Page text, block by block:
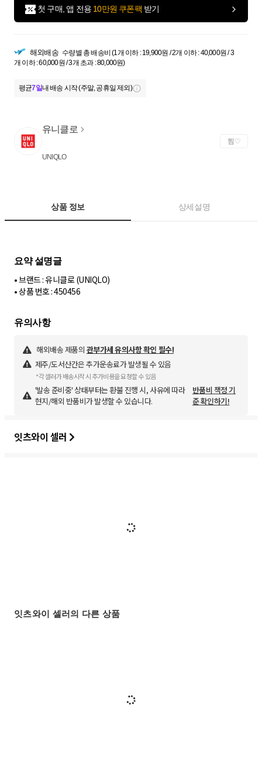
첫 구매, 앱 전용 10만원 쿠폰팩 받기
해외배송 수량별 총 배송비 (1개 이하 : 19,900원 / 2개 이하 : 40,000원 / 3
개 이하 : 60,000원 / 3개 초과 : 80,000원)
평균7일내 배송 시작 (주말, 공휴일 제외)
유니클로
UNIQLO
찜
상품 정보 상세설명
요약 설명글
• 브랜드 : 유니클로 (UNIQLO)
• 상품 번호 : 450456
유의사항
해외배송 제품의 관부가세 유의사항 확인 필수!
제주/도서산간은 추가운송료가 발생될 수 있음
*각 셀러가 배송시작 시 추가비용을 요청할 수 있음
'발송 준비중' 상태부터는 환불 진행 시, 사유에 따라
현지/해외 반품비가 발생할 수 있습니다.
반품비 책정 기
준 확인하기!
잇츠와이 셀러
잇츠와이 셀러의 다른 상품